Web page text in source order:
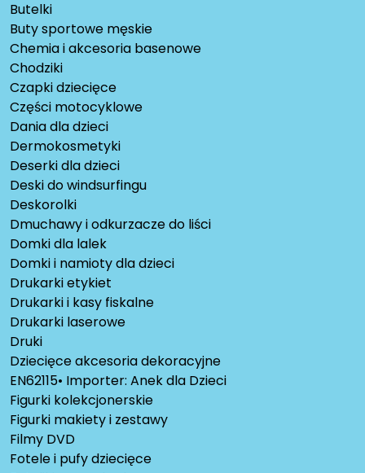
Butelki
Buty sportowe męskie
Chemia i akcesoria basenowe
Chodziki
Czapki dziecięce
Części motocyklowe
Dania dla dzieci
Dermokosmetyki
Deserki dla dzieci
Deski do windsurfingu
Deskorolki
Dmuchawy i odkurzacze do liści
Domki dla lalek
Domki i namioty dla dzieci
Drukarki etykiet
Drukarki i kasy fiskalne
Drukarki laserowe
Druki
Dziecięce akcesoria dekoracyjne
EN62115• Importer: Anek dla Dzieci
Figurki kolekcjonerskie
Figurki makiety i zestawy
Filmy DVD
Fotele i pufy dziecięce